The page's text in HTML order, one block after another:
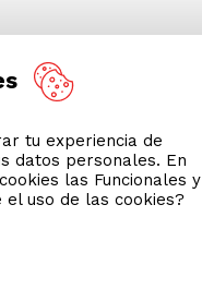
tu experiencia de
datos personales. En
las Funcionales y
el uso de las cookies?